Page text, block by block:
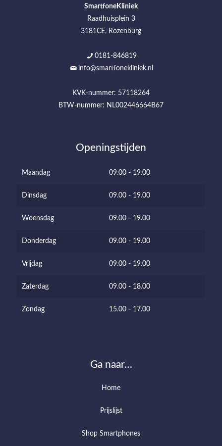
SmartfoneKliniek
Raadhuisplein 3
3181CE, Rozenburg
0181-846819
info@smartfonekliniek.nl
KVK-nummer: 57118264
BTW-nummer: NL002446664B67
Openingstijden
Maandag 09.00 - 19.00
Dinsdag 09.00 - 19.00
Woensdag 09.00 - 19.00
Donderdag 09.00 - 19.00
Vrijdag 09.00 - 19.00
Zaterdag 09.00 - 18.00
Zondag 15.00 - 17.00
Ga naar…
Home
Prijslijst
Shop Smartphones